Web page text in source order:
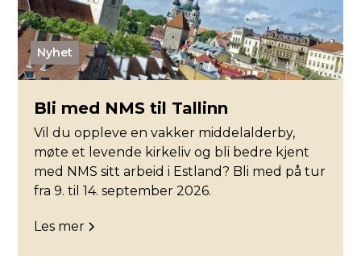
Nyhet
Bli med NMS til Tallinn
Vil du oppleve en vakker middelalderby,
møte et levende kirkeliv og bli bedre kjent
med NMS sitt arbeid i Estland? Bli med på tur
fra 9. til 14. september 2026.
Les mer